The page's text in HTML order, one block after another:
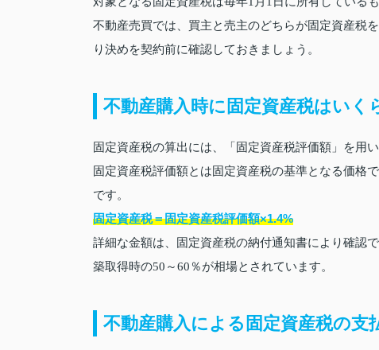
不動産売買では、買主と売主のどちらが固定資産税
り決めを契約前に確認しておきましょう。
不動産購入時に固定資産税はいく
固定資産税の算出には、「固定資産税評価額」を用い
固定資産税評価額とは固定資産税の基準となる価格
です。
固定資産税＝固定資産税評価額×1.4%
詳細な金額は、固定資産税の納付通知書により確認
築取得時の50～60％が相場とされています。
不動産購入による固定資産税の支